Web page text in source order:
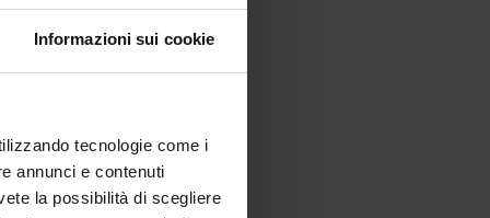
Informazioni sui cookie
tecnologie come i
annunci e contenuti
la possibilità di scegliere